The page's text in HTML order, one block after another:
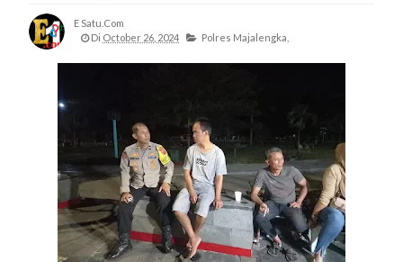
E Satu.com
Di October 26, 2024 Polres Majalengka,